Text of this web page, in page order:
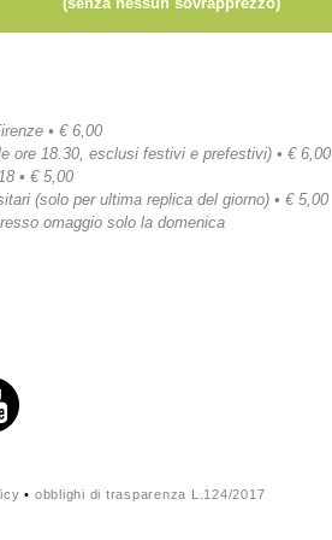
• € 6,00
ore 18.30, esclusi festivi e prefestivi) • € 6,00
• € 5,00
(solo per ultima replica del giorno) • € 5,00
omaggio solo la domenica
• obblighi di trasparenza L.124/2017